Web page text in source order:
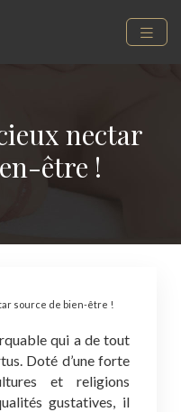
nectar
être !
source de bien-être !
qui a de tout
Doté d’une forte
et religions
gustatives, il